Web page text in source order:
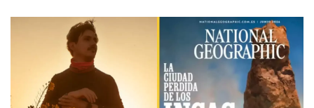
NTV
ACTUALIDAD Y TENDENCIAS
CORPORATIVO Y TRANSPARENCIA